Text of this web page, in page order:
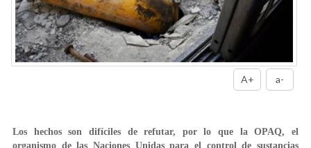
A+ a-
Los hechos son difíciles de refutar, por lo que la OPAQ, el
organismo de las Naciones Unidas para el control de sustancias